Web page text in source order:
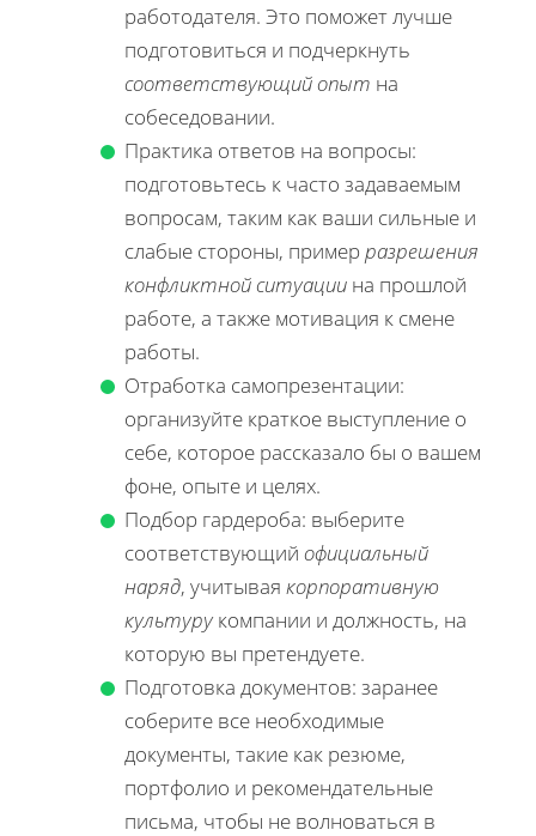
работодателя. Это поможет лучше
подготовиться и подчеркнуть
соответствующий опыт на
собеседовании.
Практика ответов на вопросы:
подготовьтесь к часто задаваемым
вопросам, таким как ваши сильные и
слабые стороны, пример разрешения
конфликтной ситуации на прошлой
работе, а также мотивация к смене
работы.
Отработка самопрезентации:
организуйте краткое выступление о
себе, которое рассказало бы о вашем
фоне, опыте и целях.
Подбор гардероба: выберите
соответствующий официальный
наряд, учитывая корпоративную
культурукомпании и должность, на
которую вы претендуете.
Подготовка документов: заранее
соберите все необходимые
документы, такие как резюме,
портфолио и рекомендательные
письма, чтобы не волноваться в